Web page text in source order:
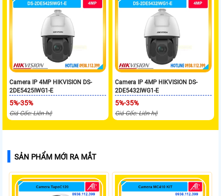
Camera IP 4MP HIKVISION DS-
2DE5425IWG1-E
5%-35%
Giá Gốc: Liên hệ
Camera IP 4MP HIKVISION DS-
2DE5432IWG1-E
5%-35%
Giá Gốc: Liên hệ
SẢN PHẨM MỚI RA MẮT